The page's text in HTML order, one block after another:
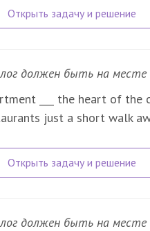
должен быть на месте
___ the heart of
just a short walk
должен быть на месте